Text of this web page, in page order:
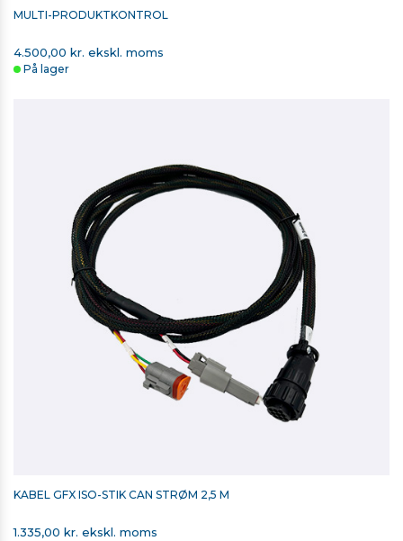
MULTI-PRODUKTKONTROL
4.500,00 kr. ekskl. moms
På lager
KABEL GFX ISO-STIK CAN STRØM 2,5 M
1.335,00 kr. ekskl. moms